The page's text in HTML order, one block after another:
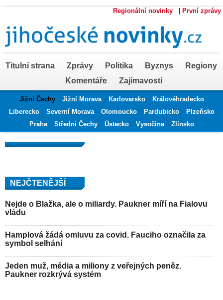
Regionální novinky První zprávy
Titulní strana Zprávy Politika Byznys
Regiony
Komentáře
Zajímavosti
Jižní Čechy Jižní Morava Karlovarsko
Královéhradecko
Liberecko
Severní Morava Olomoucko Pardubicko
Plzeňsko
Praha
Střední Čechy Ústecko Vysočina Zlínsko
NEJČTENĚJŠÍ
Nejde o Blažka, ale o miliardy. Paukner míří na Fialovu
vládu
Hamplová žádá omluvu za covid. Fauciho označila za
symbol selhání
Jeden muž, média a miliony z veřejných peněz.
Paukner rozkrývá systém